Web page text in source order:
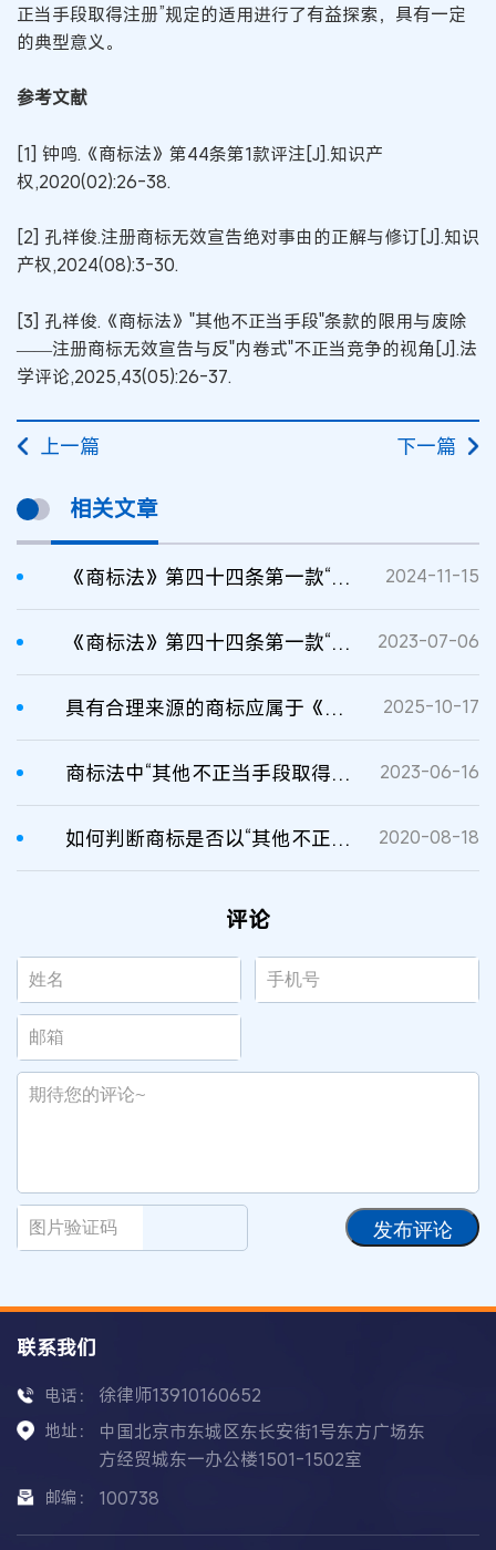
正当手段取得注册”规定的适用进行了有益探索，具有一定
的典型意义。
参考文献
[1] 钟鸣.《商标法》第44条第1款评注[J].知识产
权,2020(02):26-38.
[2] 孔祥俊.注册商标无效宣告绝对事由的正解与修订[J].知识
产权,2024(08):3-30.
[3] 孔祥俊.《商标法》"其他不正当手段"条款的限用与废除
——注册商标无效宣告与反"内卷式"不正当竞争的视角[J].法
学评论,2025,43(05):26-37.
上一篇 下一篇
相关文章
《商标法》第四十四条第一款“以其他不正当手段取得注册”的理解与适用 2024-11-15
《商标法》第四十四条第一款“以其他不正当手段取得注册”的适用及例外探讨 2023-07-06
具有合理来源的商标应属于《商标法》第四十四条第一款规定的例外情形 2025-10-17
商标法中“其他不正当手段取得注册”条款的典型适用 2023-06-16
如何判断商标是否以“其他不正当手段”取得注册？ 2020-08-18
评论
发布评论
联系我们
电话： 徐律师13910160652
地址：
中国北京市东城区东长安街1号东方广场东
方经贸城东一办公楼1501-1502室
邮编： 100738